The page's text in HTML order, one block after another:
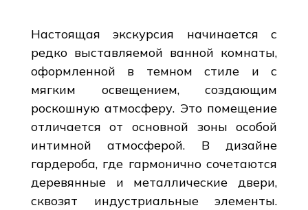
Настоящая экскурсия начинается с
редко выставляемой ванной комнаты,
оформленной в темном стиле и с
мягким освещением, создающим
роскошную атмосферу. Это помещение
отличается от основной зоны особой
интимной атмосферой. В дизайне
гардероба, где гармонично сочетаются
деревянные и металлические двери,
сквозят индустриальные элементы.